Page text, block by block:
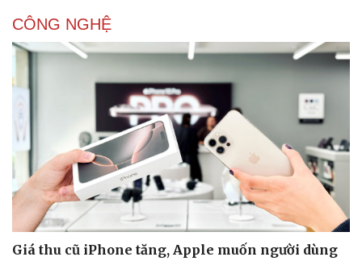
CÔNG NGHỆ
Giá thu cũ iPhone tăng, Apple muốn người dùng